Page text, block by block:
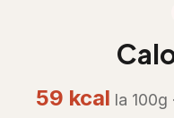
59 kcal la 100g ·